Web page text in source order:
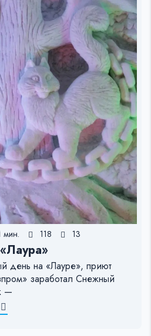
мин. 118 13
день на «Лауре», приют
заработал Снежный
—